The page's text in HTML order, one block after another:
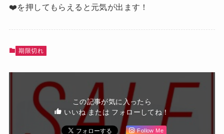
❤️を押してもらえると元気が出ます！
期限切れ
この記事が気に入ったら
いいね または フォローしてね！
Follow Me